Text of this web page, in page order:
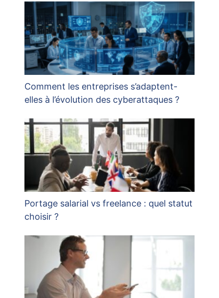
Comment les entreprises s’adaptent-
elles à l’évolution des cyberattaques ?
Portage salarial vs freelance : quel statut
choisir ?